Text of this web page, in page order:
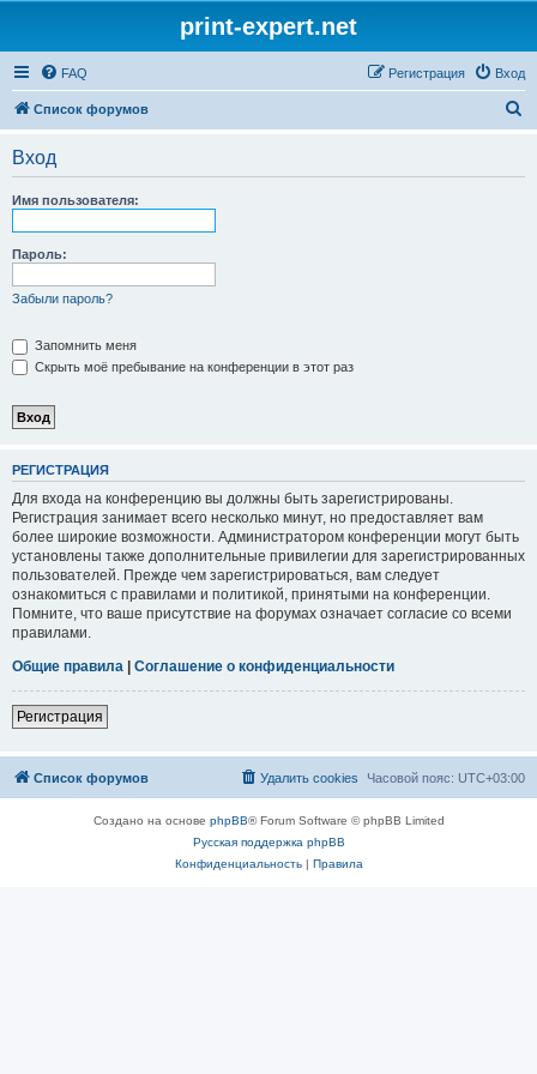
print-expert.net
FAQ Вход
Регистрация
Список форумов
Вход
Имя пользователя:
Пароль:
Забыли пароль?
Запомнить меня
Скрыть моё пребывание на конференции в этот раз
РЕГИСТРАЦИЯ
Для входа на конференцию вы должны быть зарегистрированы.
Регистрация занимает всего несколько минут, но предоставляет вам
более широкие возможности. Администратором конференции могут быть
установлены также дополнительные привилегии для зарегистрированных
пользователей. Прежде чем зарегистрироваться, вам следует
ознакомиться с правилами и политикой, принятыми на конференции.
Помните, что ваше присутствие на форумах означает согласие со всеми
правилами.
Общие правила | Соглашение о конфиденциальности
Регистрация
Список форумов Часовой пояс: UTC+03:00
Удалить cookies
Создано на основе phpBB® Forum Software © phpBB Limited
Русская поддержка phpBB
Конфиденциальность| Правила